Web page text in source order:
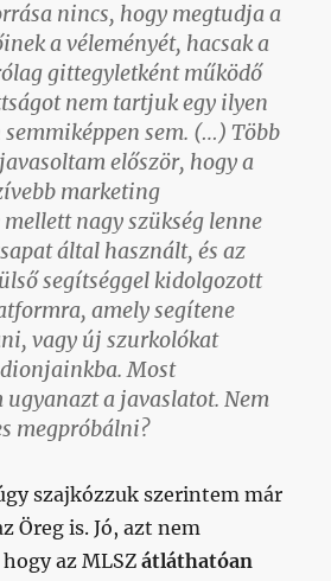
nincs, hogy megtudja a
a véleményét, hacsak a
gittegyletként működő
nem tartjuk egy ilyen
semmiképpen sem. (…) Több
először, hogy a
marketing
mellett nagy szükség lenne
által használt, és az
segítséggel kidolgozott
amely segítene
vagy új szurkolókat
Most
ugyanazt a javaslatot. Nem
megpróbálni?
szajkózzuk szerintem már
Öreg is. Jó, azt nem
az MLSZátláthatóan